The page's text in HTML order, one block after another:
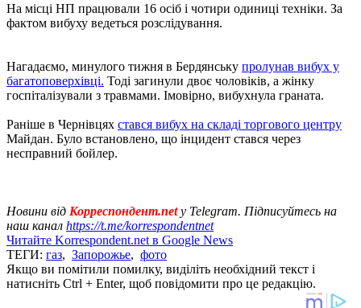
На місці НП працювали 16 осіб і чотири одиниці техніки. За
фактом вибуху ведеться розслідування.
Нагадаємо, минулого тижня в Бердянську пролунав вибух у
багатоповерхівці. Тоді загинули двоє чоловіків, а жінку
госпіталізували з травмами. Імовірно, вибухнула граната.
Раніше в Чернівцях стався вибух на складі торгового центру
Майдан. Було встановлено, що інцидент стався через
несправний бойлер.
Новини від Корреспондент.netу Telegram. Підписуйтесь на
наш канал https://t.me/korrespondentnet
Читайте Korrespondent.net в Google News
ТЕГИ: газ, Запорожье, фото
Якщо ви помітили помилку, виділіть необхідний текст і
натисніть Ctrl + Enter, щоб повідомити про це редакцію.